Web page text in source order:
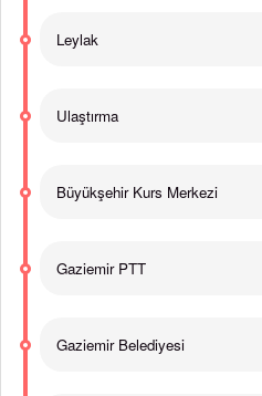
Leylak
Ulaştırma
Büyükşehir Kurs Merkezi
Gaziemir PTT
Gaziemir Belediyesi